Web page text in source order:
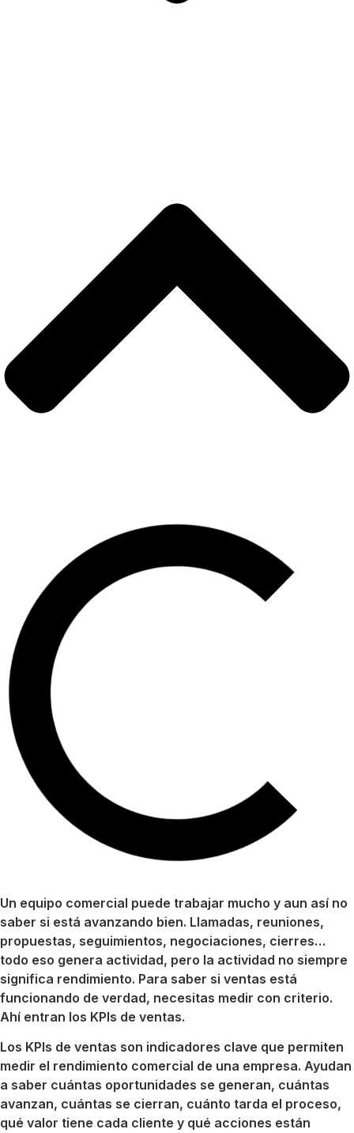
Un equipo comercial puede trabajar mucho y aun así no
saber si está avanzando bien. Llamadas, reuniones,
propuestas, seguimientos, negociaciones, cierres…
todo eso genera actividad, pero la actividad no siempre
significa rendimiento. Para saber si ventas está
funcionando de verdad, necesitas medir con criterio.
Ahí entran los KPIs de ventas.
Los KPIs de ventas son indicadores clave que permiten
medir el rendimiento comercial de una empresa. Ayudan
a saber cuántas oportunidades se generan, cuántas
avanzan, cuántas se cierran, cuánto tarda el proceso,
qué valor tiene cada cliente y qué acciones están